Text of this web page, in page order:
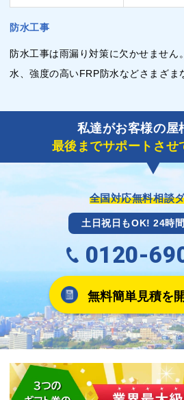
防水工事
防水工事は雨漏り対策に欠かせません
水、強度の高いFRP防水などさまざま
私達がお客様の屋
最後までサポートさせ
全国対応無料相談
土日祝日もOK! 24時
0120-
無料簡単見積を